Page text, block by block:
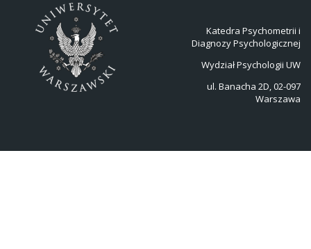
Katedra Psychometrii i
Diagnozy Psychologicznej
Wydział Psychologii UW
ul. Banacha 2D, 02-097
Warszawa